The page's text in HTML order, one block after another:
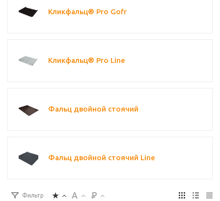
Кликфальц® Pro Gofr
Кликфальц® Pro Line
Фальц двойной стоячий
Фальц двойной стоячий Line
Фильтр